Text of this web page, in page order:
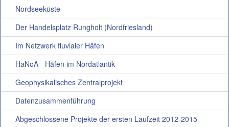
Nordseeküste
Der Handelsplatz Rungholt (Nordfriesland)
Im Netzwerk fluvialer Häfen
HaNoA - Häfen im Nordatlantik
Geophysikalisches Zentralprojekt
Datenzusammenführung
Abgeschlossene Projekte der ersten Laufzeit 2012-2015